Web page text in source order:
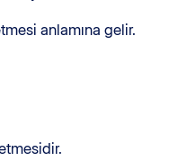
anlamına gelir.